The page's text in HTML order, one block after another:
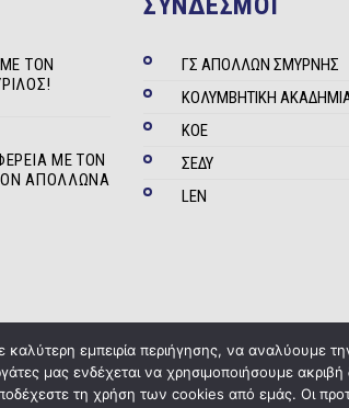
ΤΟΝ
ΜΕ ΤΟΝ
ΑΠΌΛΛΩΝΑ
ΓΣ ΑΠΟΛΛΩΝ ΣΜΥΡΝΗΣ
ΚΟΛΥΜΒΗΤΙΚΗ
ΚΟΕ
ΣΕΔΥ
LEN
© 2020ΓΣ Απόλλων ΣμύρνηςPowered byFive Media
εμπειρία περιήγησης, να αναλύουμε
μας ενδέχεται να χρησιμοποιήσουμε
τη χρήση των cookies από εμάς. Οι